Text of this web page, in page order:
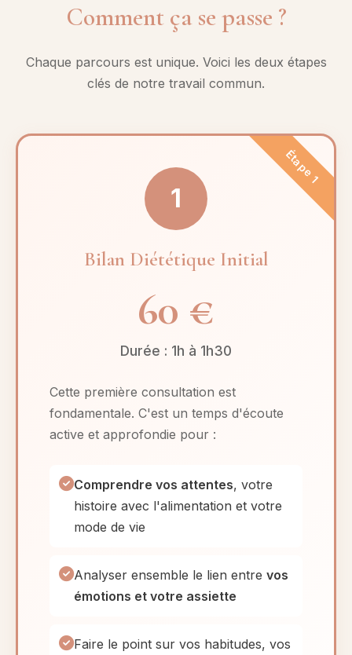
Comment ça se passe ?
Chaque parcours est unique. Voici les deux étapes
clés de notre travail commun.
Étape 1
1
Bilan Diététique Initial
60 €
Durée : 1h à 1h30
Cette première consultation est
fondamentale. C'est un temps d'écoute
active et approfondie pour :
Comprendre vos attentes, votre
histoire avec l'alimentation et votre
mode de vie
Analyser ensemble le lien entre vos
émotions et votre assiette
Faire le point sur vos habitudes, vos